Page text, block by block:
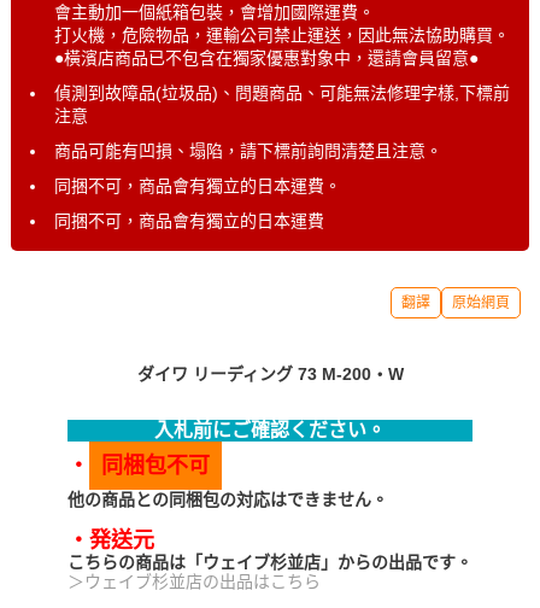
會主動加一個紙箱包裝，會增加國際運費。
打火機，危險物品，運輸公司禁止運送，因此無法協助購買。
●橫濱店商品已不包含在獨家優惠對象中，還請會員留意●
偵測到故障品(垃圾品)、問題商品、可能無法修理字樣,下標前
注意
商品可能有凹損、塌陷，請下標前詢問清楚且注意。
同捆不可，商品會有獨立的日本運費。
同捆不可，商品會有獨立的日本運費
翻譯 原始網頁
ダイワ リーディング 73 M-200・W
入札前にご確認ください。
・ 同梱包不可
他の商品との同梱包の対応はできません。
・発送元
こちらの商品は「ウェイブ杉並店」からの出品です。
＞ウェイブ杉並店の出品はこちら